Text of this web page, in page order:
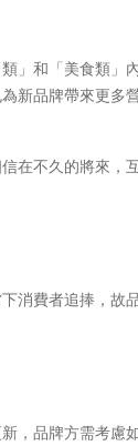
」和「美食類」
新品牌帶來更多營
在不久的將來，
消費者追捧，故
，品牌方需考慮